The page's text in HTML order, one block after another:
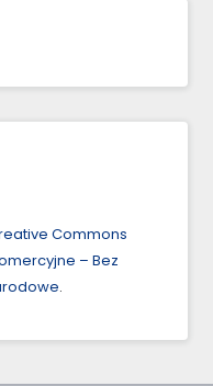
Commons
– Bez
.